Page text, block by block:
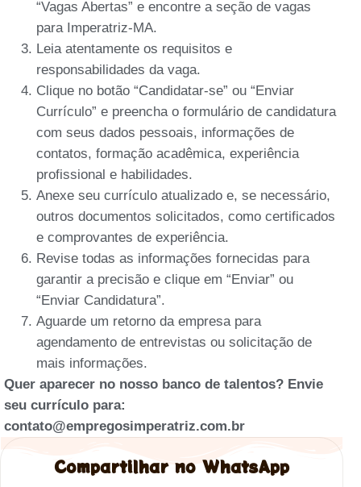
“Vagas Abertas” e encontre a seção de vagas
para Imperatriz-MA.
Leia atentamente os requisitos e
responsabilidades da vaga.
Clique no botão “Candidatar-se” ou “Enviar
Currículo” e preencha o formulário de candidatura
com seus dados pessoais, informações de
contatos, formação acadêmica, experiência
profissional e habilidades.
Anexe seu currículo atualizado e, se necessário,
outros documentos solicitados, como certificados
e comprovantes de experiência.
Revise todas as informações fornecidas para
garantir a precisão e clique em “Enviar” ou
“Enviar Candidatura”.
Aguarde um retorno da empresa para
agendamento de entrevistas ou solicitação de
mais informações.
Quer aparecer no nosso banco de talentos? Envie
seu currículo para:
contato@empregosimperatriz.com.br
Compartilhar no WhatsApp